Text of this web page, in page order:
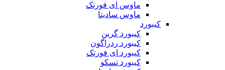
ماوس ای فورتک
ماوس سادیتا
کیبورد
کیبورد گرین
کیبورد ردراگون
کیبورد ای فورتک
کیبورد تسکو